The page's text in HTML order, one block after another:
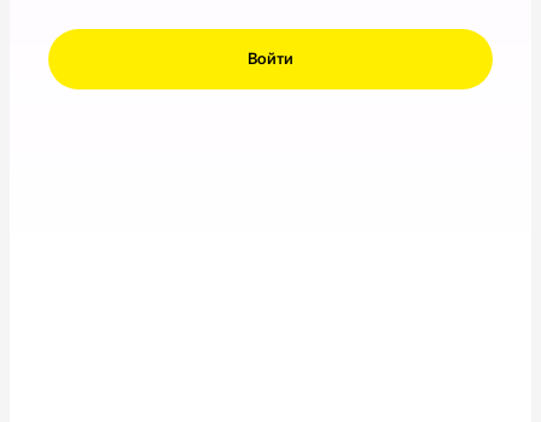
Войти